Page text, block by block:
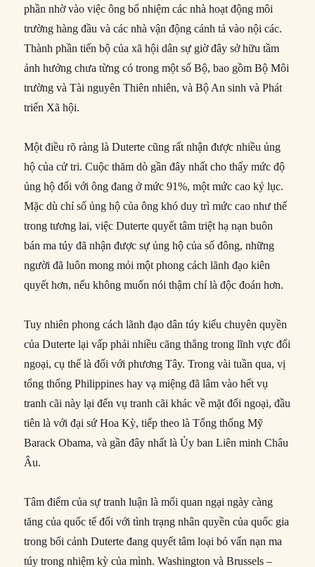
phần nhờ vào việc ông bổ nhiệm các nhà hoạt động môi
trường hàng đầu và các nhà vận động cánh tả vào nội các.
Thành phần tiến bộ của xã hội dân sự giờ đây sở hữu tầm
ảnh hưởng chưa từng có trong một số Bộ, bao gồm Bộ Môi
trường và Tài nguyên Thiên nhiên, và Bộ An sinh và Phát
triển Xã hội.
Một điều rõ ràng là Duterte cũng rất nhận được nhiều ủng
hộ của cử tri. Cuộc thăm dò gần đây nhất cho thấy mức độ
ủng hộ đối với ông đang ở mức 91%, một mức cao kỷ lục.
Mặc dù chỉ số ủng hộ của ông khó duy trì mức cao như thế
trong tương lai, việc Duterte quyết tâm triệt hạ nạn buôn
bán ma túy đã nhận được sự ủng hộ của số đông, những
người đã luôn mong mỏi một phong cách lãnh đạo kiên
quyết hơn, nếu không muốn nói thậm chí là độc đoán hơn.
Tuy nhiên phong cách lãnh đạo dân túy kiểu chuyên quyền
của Duterte lại vấp phải nhiều căng thẳng trong lĩnh vực đối
ngoại, cụ thể là đối với phương Tây. Trong vài tuần qua, vị
tổng thống Philippines hay vạ miệng đã lâm vào hết vụ
tranh cãi này lại đến vụ tranh cãi khác về mặt đối ngoại, đầu
tiên là với đại sứ Hoa Kỳ, tiếp theo là Tổng thống Mỹ
Barack Obama, và gần đây nhất là Ủy ban Liên minh Châu
Âu.
Tâm điểm của sự tranh luận là mối quan ngại ngày càng
tăng của quốc tế đối với tình trạng nhân quyền của quốc gia
trong bối cảnh Duterte đang quyết tâm loại bỏ vấn nạn ma
túy trong nhiệm kỳ của mình. Washington và Brussels –